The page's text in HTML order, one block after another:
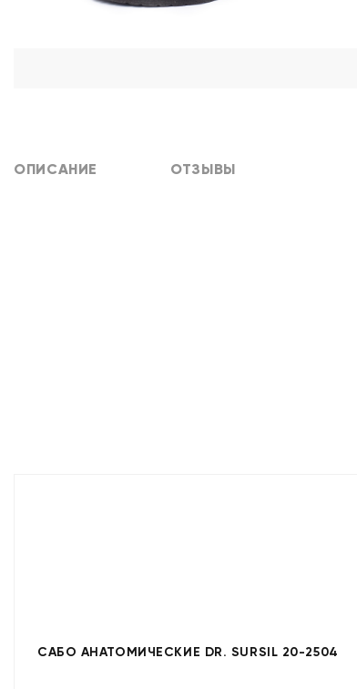
ОПИСАНИЕ ОТЗЫВЫ
САБО АНАТОМИЧЕСКИЕ DR. SURSIL 20-2504